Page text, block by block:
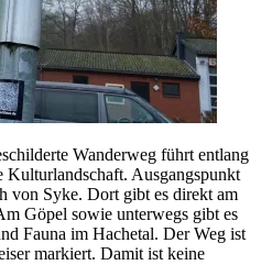
Wanderweg führt entlang
Kulturlandschaft. Ausgangspunkt
von Syke. Dort gibt es direkt am
Göpel sowie unterwegs gibt es
Fauna im Hachetal. Der Weg ist
markiert. Damit ist keine